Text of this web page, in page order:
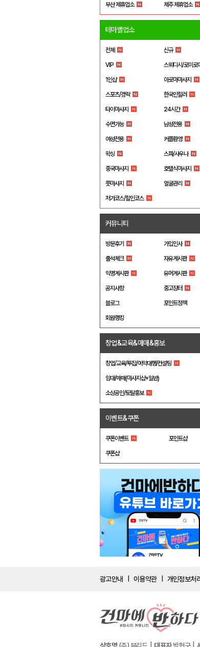
부산 제휴업소 제주 제휴업소
테마별업소
전체 신규
VIP 스웨디시/로미로
1인샵 아로마마사지
스포츠/경락 한국인힐러
타이마사지 24시간
수면가능 남성전용
여성전용 커플환영
왁싱 스파/사우나
중국마사지 호텔식마사지
풋마사지 얼굴관리
저가코스/할인코스
커뮤니티
방문후기 가입인사
출석체크 자유게시판
익명게시판 유머게시판
공지사항 중고장터
블로그 포인트정책
회원랭킹
창업&교육&매매&홍보
창업/교육/투잡/예약대행/컨설팅
임대/매매(마사지샵+일반)
소상공인/토탈홍보
이벤트&쿠폰
쿠폰이벤트 포인트샵
쿠폰샵
광고안내 이용약관 개인정보처